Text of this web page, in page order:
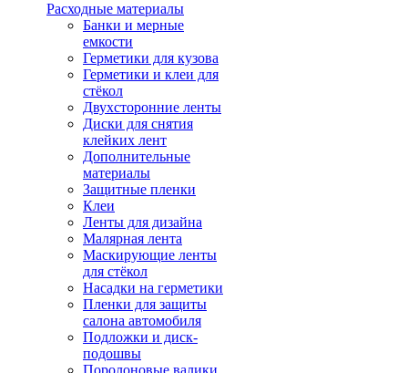
Расходные материалы
Банки и мерные
емкости
Герметики для кузова
Герметики и клеи для
стёкол
Двухсторонние ленты
Диски для снятия
клейких лент
Дополнительные
материалы
Защитные пленки
Клеи
Ленты для дизайна
Малярная лента
Маскирующие ленты
для стёкол
Насадки на герметики
Пленки для защиты
салона автомобиля
Подложки и диск-
подошвы
Поролоновые валики